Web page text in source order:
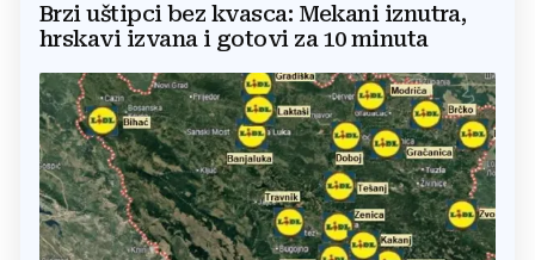
Brzi uštipci bez kvasca: Mekani iznutra,
hrskavi izvana i gotovi za 10 minuta